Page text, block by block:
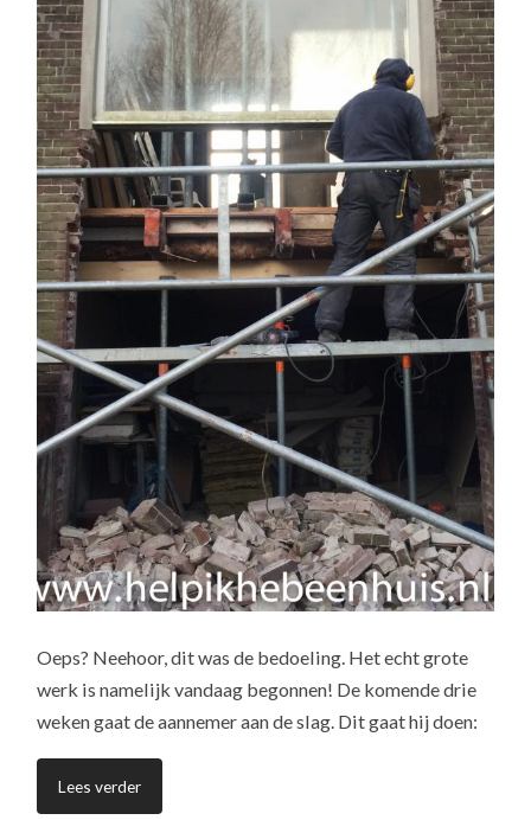
Oeps? Neehoor, dit was de bedoeling. Het echt grote
werk is namelijk vandaag begonnen! De komende drie
weken gaat de aannemer aan de slag. Dit gaat hij doen:
Lees verder